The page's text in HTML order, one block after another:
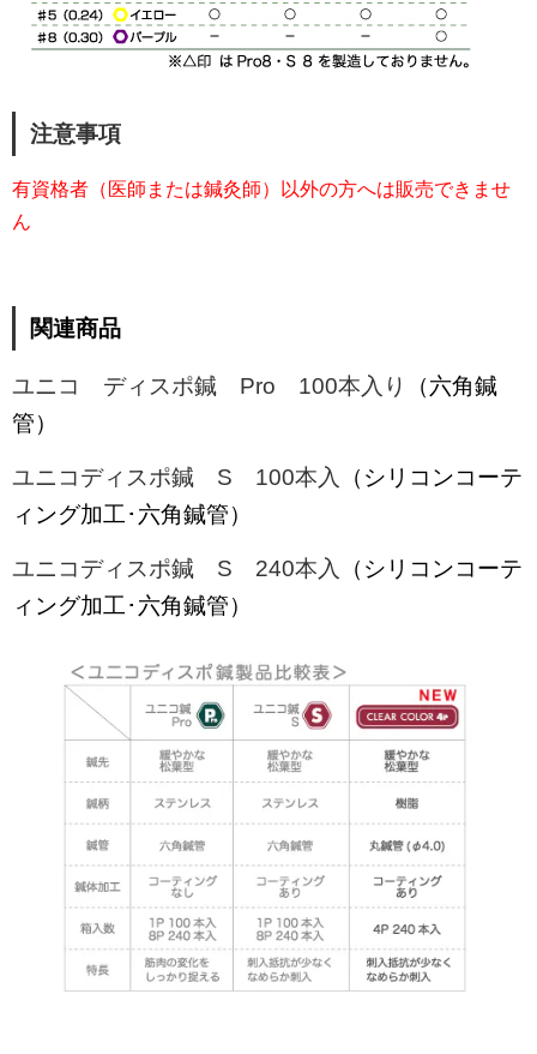
注意事項
有資格者（医師または鍼灸師）以外の方へは販売できませ
ん
関連商品
ユニコ ディスポ鍼 Pro 100本入り
（六角鍼
管）
ユニコディスポ鍼 S 100本入
（シリコンコーテ
ィング加工･六角鍼管）
ユニコディスポ鍼 S 240本入
（シリコンコーテ
ィング加工･六角鍼管）